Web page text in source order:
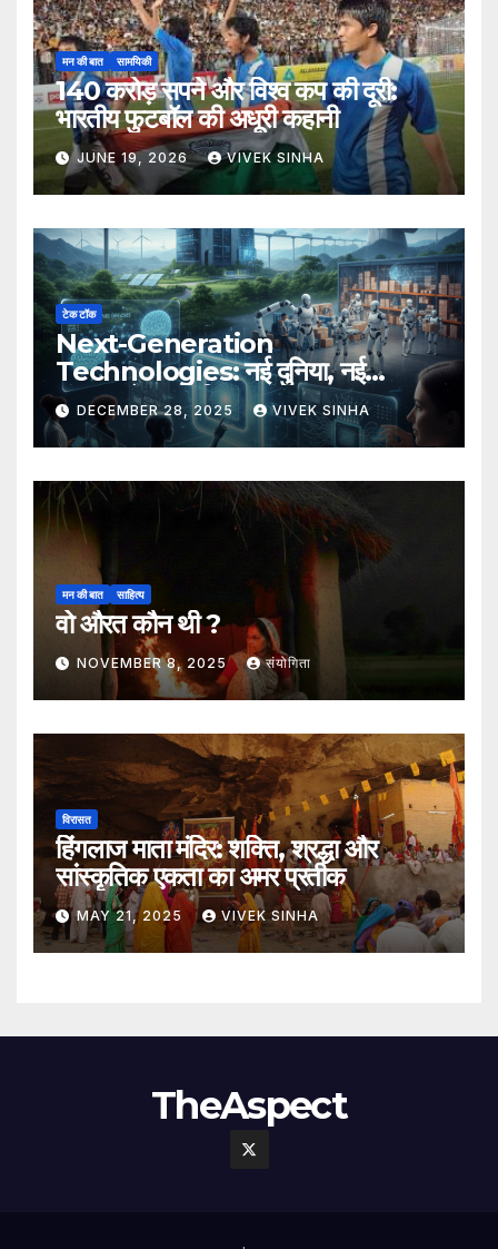
मन की बात सामयिकी
140 करोड़ सपने और विश्व कप की दूरी:
भारतीय फुटबॉल की अधूरी कहानी
JUNE 19, 2026 VIVEK SINHA
टेक टॉक
Next-Generation
Technologies: नई दुनिया, नई
संभावनाएँ, नया भविष्य
DECEMBER 28, 2025 VIVEK SINHA
मन की बात साहित्य
वो औरत कौन थी ?
NOVEMBER 8, 2025 संयोगिता
विरासत
हिंगलाज माता मंदिर: शक्ति, श्रद्धा और
सांस्कृतिक एकता का अमर प्रतीक
MAY 21, 2025 VIVEK SINHA
TheAspect